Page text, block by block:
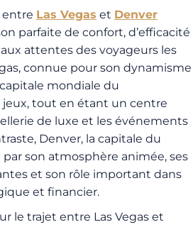
entre Las Vegas et Denver
parfaite de confort, d’efficacité
attentes des voyageurs les
connue pour son dynamisme
mondiale du
tout en étant un centre
de luxe et les événements
Denver, la capitale du
son atmosphère animée, ses
et son rôle important dans
et financier.
le trajet entre Las Vegas et